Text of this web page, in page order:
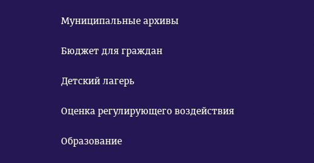
Муниципальные архивы
Бюджет для граждан
Детский лагерь
Оценка регулирующего воздействия
Образование